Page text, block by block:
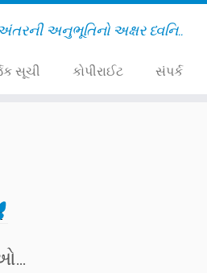
અનુભૂતિનો અક્ષર ધ્વનિ..
સૂચી કોપીરાઈટ સંપર્ક